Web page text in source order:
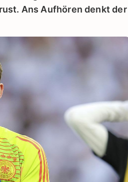
Ans Aufhören denkt der